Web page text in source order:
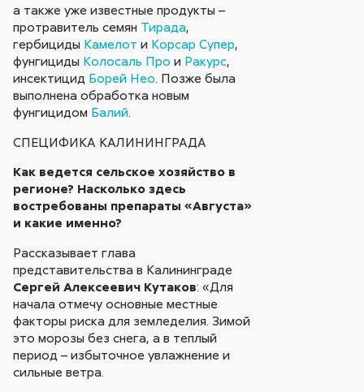
а также уже известные продукты –
протравитель семян Тирада,
гербициды Камелот и Корсар Супер,
фунгициды Колосаль Про и Ракурс,
инсектицид Борей Нео. Позже была
выполнена обработка новым
фунгицидом Балий.
СПЕЦИФИКА КАЛИНИНГРАДА
Как ведется сельское хозяйство в
регионе? Насколько здесь
востребованы препараты «Августа»
и какие именно?
Рассказывает глава
представительства в Калининграде
Сергей Алексеевич Кутаков: «Для
начала отмечу основные местные
факторы риска для земледелия. Зимой
это морозы без снега, а в теплый
период – избыточное увлажнение и
сильные ветра.